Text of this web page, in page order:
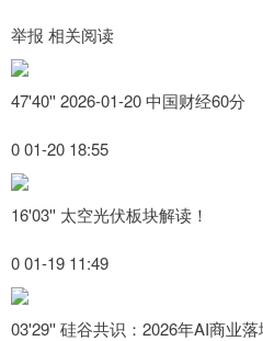
举报 相关阅读
47'40'' 2026-01-20 中国财经60分
0 01-20 18:55
16'03'' 太空光伏板块解读！
0 01-19 11:49
03'29'' 硅谷共识：2026年AI商业